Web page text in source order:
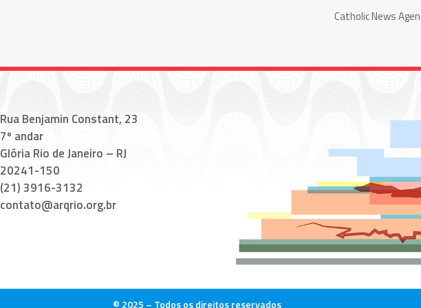
Catholic News
Rua Benjamin Constant, 23
7º andar
Glória Rio de Janeiro – RJ
20241-150
(21) 3916-3132
contato@arqrio.org.br
© 2025 – Todos os direitos reservados